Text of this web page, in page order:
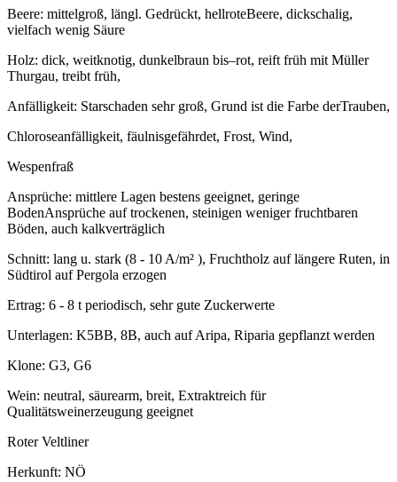
Beere: mittelgroß, längl. Gedrückt, hellroteBeere, dickschalig,
vielfach wenig Säure
Holz: dick, weitknotig, dunkelbraun bis–rot, reift früh mit Müller
Thurgau, treibt früh,
Anfälligkeit: Starschaden sehr groß, Grund ist die Farbe derTrauben,
Chloroseanfälligkeit, fäulnisgefährdet, Frost, Wind,
Wespenfraß
Ansprüche: mittlere Lagen bestens geeignet, geringe
BodenAnsprüche auf trockenen, steinigen weniger fruchtbaren
Böden, auch kalkverträglich
Schnitt: lang u. stark (8 - 10 A/m² ), Fruchtholz auf längere Ruten, in
Südtirol auf Pergola erzogen
Ertrag: 6 - 8 t periodisch, sehr gute Zuckerwerte
Unterlagen: K5BB, 8B, auch auf Aripa, Riparia gepflanzt werden
Klone: G3, G6
Wein: neutral, säurearm, breit, Extraktreich für
Qualitätsweinerzeugung geeignet
Roter Veltliner
Herkunft: NÖ